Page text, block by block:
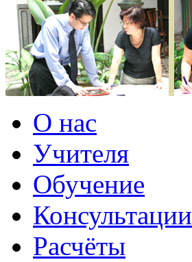
О нас
Учителя
Обучение
Консультации
Расчёты